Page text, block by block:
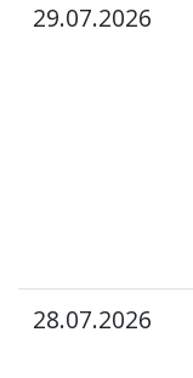
29.07.2026
28.07.2026